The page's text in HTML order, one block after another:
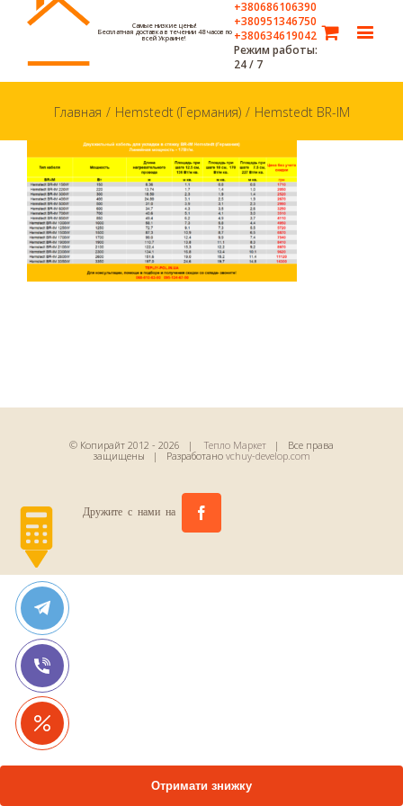
+380686106390
+380951346750
+380634619042
Режим работы:
24 / 7
Самые низкие цены!
Бесплатная доставка в течении 48 часов по
всей Украине!
Главная / Hemstedt (Германия) / Hemstedt BR-IM
© Копирайт 2012 - 2026 | Тепло Маркет | Все права
защищены | Разработано vchuy-develop.com
Отримати знижку